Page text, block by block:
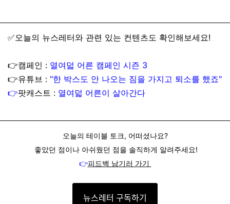
✅오늘의 뉴스레터와 관련 있는 컨텐츠도 확인해보세요!
👉캠페인 : 열여덟 어른 캠페인 시즌 3
👉유튜브 : "한 박스도 안 나오는 짐을 가지고 퇴소를 했죠"
👉팟캐스트 : 열여덟 어른이 살아간다
오늘의 테이블 토크, 어떠셨나요?
좋았던 점이나 아쉬웠던 점을 솔직하게 알려주세요!
👉피드백 남기러 가기
뉴스레터 구독하기